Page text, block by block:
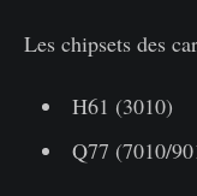
Les chipsets des
H61 (3010)
Q77 (7010/